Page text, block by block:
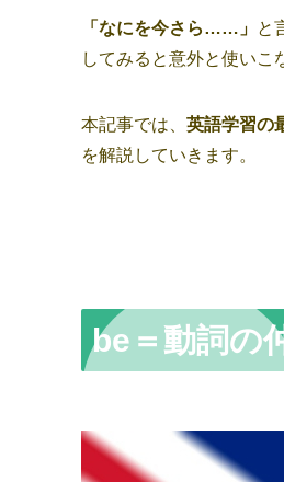
「なにを今さら……」 と
してみると意外と使いこ
本記事では、 英語学習の
を解説していきます。
be＝動詞の